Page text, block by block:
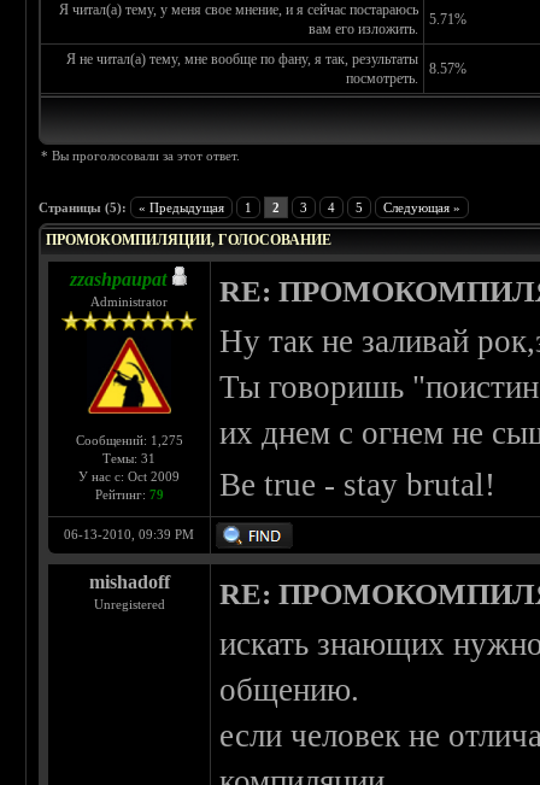
Я читал(а) тему, у меня свое мнение, и я сейчас постараюсь
вам его изложить.
5.71%
Я не читал(а) тему, мне вообще по фану, я так, результаты
посмотреть.
8.57%
* Вы проголосовали за этот ответ.
Страницы (5): « Предыдущая 1 2 3 4 5 Следующая »
ПРОМОКОМПИЛЯЦИИ, ГОЛОСОВАНИЕ
zzashpaupat
Administrator
Сообщений: 1,275
Темы: 31
У нас с: Oct 2009
Рейтинг: 79
RE:
Ну так не заливай
Ты говоришь
их днем с огнем не
Be true - stay brutal!
06-13-2010, 09:39 PM
mishadoff
Unregistered RE:
искать знающих
общению.
если человек не